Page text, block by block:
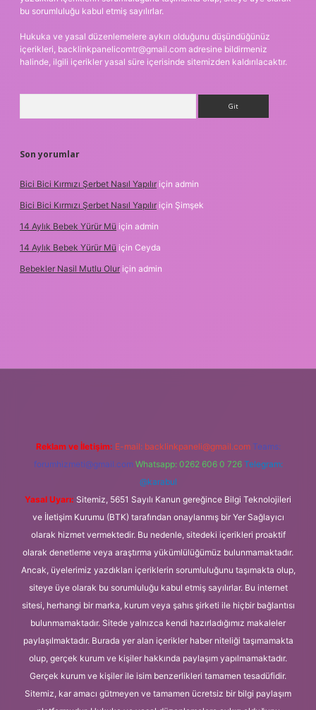
bu sorumluluğu kabul etmiş sayılırlar.
Hukuka ve yasal düzenlemelere aykırı olduğunu düşündüğünüz
içerikleri, backlinkpanelicomtr@gmail.com adresine bildirmeniz
halinde, ilgili içerikler yasal süre içerisinde sitemizden kaldırılacaktır.
Son yorumlar
Bici Bici Kırmızı Şerbet Nasıl Yapılır için admin
Bici Bici Kırmızı Şerbet Nasıl Yapılır için Şimşek
14 Aylık Bebek Yürür Mü için admin
14 Aylık Bebek Yürür Mü için Ceyda
Bebekler Nasil Mutlu Olur için admin
Reklam ve İletişim: E-mail: backlinkpaneli@gmail.com Teams:
forumhizmeti@gmail.com Whatsapp: 0262 606 0 726 Telegram:
@karabul
Yasal Uyarı: Sitemiz, 5651 Sayılı Kanun gereğince Bilgi Teknolojileri
ve İletişim Kurumu (BTK) tarafından onaylanmış bir Yer Sağlayıcı
olarak hizmet vermektedir. Bu nedenle, sitedeki içerikleri proaktif
olarak denetleme veya araştırma yükümlülüğümüz bulunmamaktadır.
Ancak, üyelerimiz yazdıkları içeriklerin sorumluluğunu taşımakta olup,
siteye üye olarak bu sorumluluğu kabul etmiş sayılırlar. Bu internet
sitesi, herhangi bir marka, kurum veya şahıs şirketi ile hiçbir bağlantısı
bulunmamaktadır. Sitede yalnızca kendi hazırladığımız makaleler
paylaşılmaktadır. Burada yer alan içerikler haber niteliği taşımamakta
olup, gerçek kurum ve kişiler hakkında paylaşım yapılmamaktadır.
Gerçek kurum ve kişiler ile isim benzerlikleri tamamen tesadüfidir.
Sitemiz, kar amacı gütmeyen ve tamamen ücretsiz bir bilgi paylaşım